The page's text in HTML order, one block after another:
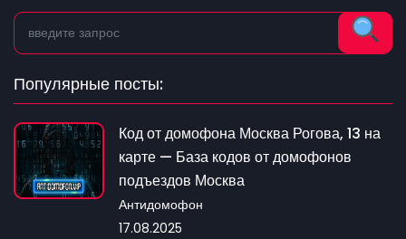
Популярные посты:
Код от домофона Москва Рогова, 13 на
карте — База кодов от домофонов
подъездов Москва
Антидомофон
17.08.2025